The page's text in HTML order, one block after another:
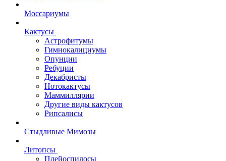
Моссариумы
Кактусы
Астрофитумы
Гимнокалициумы
Опунции
Ребуции
Декабристы
Нотокактусы
Маммиллярии
Другие виды кактусов
Рипсалисы
Стыдливые Мимозы
Литопсы
Плейоспилосы